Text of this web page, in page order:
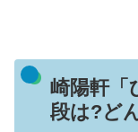
崎陽軒「
段は?ど